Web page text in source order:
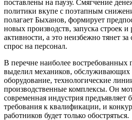
поставлены на паузу. Смягчение
политики вкупе с поэтапным
полагает Быханов, формирует
новых производств, запуска строек
активности, а это неизбежно тянет
спрос на персонал.
В перечне наиболее востребованных
выделил механиков, обслуживающих
оборудование, технологические
производственные комплексы. Он
современная индустрия предъявляет
требования к квалификации, и
работников будет только обостряться.